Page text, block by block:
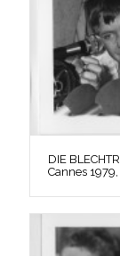
DIE
Cannes